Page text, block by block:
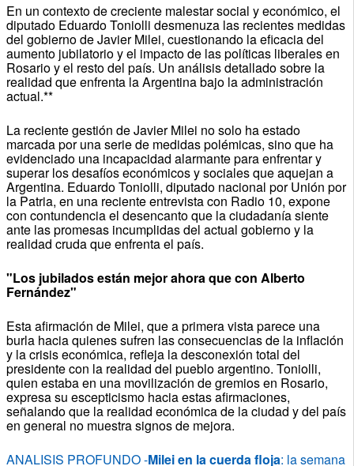
En un contexto de creciente malestar social y económico, el
diputado Eduardo Toniolli desmenuza las recientes medidas
del gobierno de Javier Milei, cuestionando la eficacia del
aumento jubilatorio y el impacto de las políticas liberales en
Rosario y el resto del país. Un análisis detallado sobre la
realidad que enfrenta la Argentina bajo la administración
actual.**
La reciente gestión de Javier Milei no solo ha estado
marcada por una serie de medidas polémicas, sino que ha
evidenciado una incapacidad alarmante para enfrentar y
superar los desafíos económicos y sociales que aquejan a
Argentina. Eduardo Toniolli, diputado nacional por Unión por
la Patria, en una reciente entrevista con Radio 10, expone
con contundencia el desencanto que la ciudadanía siente
ante las promesas incumplidas del actual gobierno y la
realidad cruda que enfrenta el país.
"Los jubilados están mejor ahora que con Alberto
Fernández"
Esta afirmación de Milei, que a primera vista parece una
burla hacia quienes sufren las consecuencias de la inflación
y la crisis económica, refleja la desconexión total del
presidente con la realidad del pueblo argentino. Toniolli,
quien estaba en una movilización de gremios en Rosario,
expresa su escepticismo hacia estas afirmaciones,
señalando que la realidad económica de la ciudad y del país
en general no muestra signos de mejora.
ANALISIS PROFUNDO -Milei en la cuerda floja: la semana